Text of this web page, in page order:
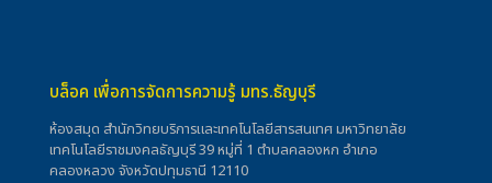
บล็อค เพื่อการจัดการความรู้ มทร.ธัญบุรี
ห้องสมุด สำนักวิทยบริการและเทคโนโลยีสารสนเทศ มหาวิทยาลัย
เทคโนโลยีราชมงคลธัญบุรี 39 หมู่ที่ 1 ตำบลคลองหก อำเภอ
คลองหลวง จังหวัดปทุมธานี 12110